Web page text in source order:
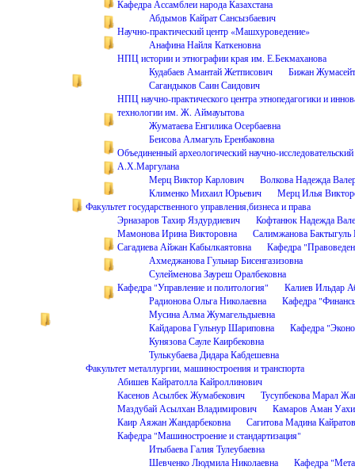
Кафедра Ассамблеи народа Казахстана
Абдымов Кайрат Сансызбаевич
Научно-практический центр «Машхуроведение»
Анафина Найля Каткеновна
НПЦ истории и этнографии края им. Е.Бекмаханова
Кудабаев Амантай Жетписович
Бижан Жумасейт
Сагандыков Саин Саидович
НПЦ научно-практического центра этнопедагогики и
технологии им. Ж. Аймауытова
Жуматаева Енгилика Осербаевна
Беисова Алмагуль Еренбаковна
Объединенный археологический научно-
А.Х.Маргулана
Мерц Виктор Карлович
Волкова Надежда
Клименко Михаил Юрьевич
Мерц Илья
Факультет государственного управления,бизнеса и права
Эрназаров Тахир Яздурдиевич
Кофтанюк Надежда
Мамонова Ирина Викторовна
Салимжанова Бактыгуль
Сагадиева Айжан Кабылкаятовна
Кафедра
Ахмеджанова Гульнар Бисенгазизовна
Сулейменова Зауреш Оралбековна
Кафедра "Управление и политология"
Калиев Ильдар
Радионова Ольга Николаевна
Кафедра
Мусина Алма Жумагельдыевна
Кайдарова Гульнур Шариповна
Кафедра
Кунязова Сауле Каирбековна
Тулькубаева Дидара Кабдешевна
Факультет металлургии, машиностроения и транспорта
Абишев Кайратолла Кайроллинович
Касенов Асылбек Жумабекович
Тусупбекова Марал
Маздубай Асылхан Владимирович
Камаров Аман
Каир Аяжан Жандарбековна
Сагитова Мадина
Кафедра "Машиностроение и стандартизация"
Итыбаева Галия Тулеубаевна
Шевченко Людмила Николаевна
Кафедра